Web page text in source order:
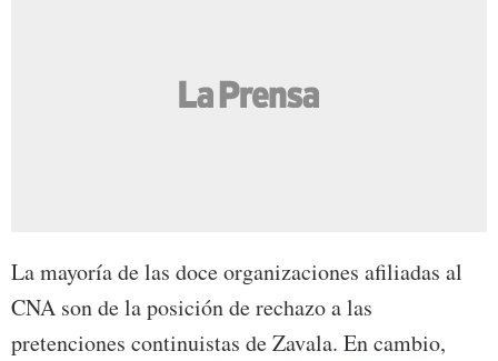
La mayoría de las doce organizaciones afiliadas al
CNA son de la posición de rechazo a las
pretenciones continuistas de Zavala. En cambio,